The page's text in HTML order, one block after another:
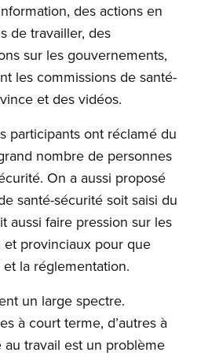
des actions en
de travailler, des
sur les gouvernements,
les commissions de santé-
et des vidéos.
participants ont réclamé du
nombre de personnes
On a aussi proposé
santé-sécurité soit saisi du
aussi faire pression sur les
provinciaux pour que
la réglementation.
un large spectre.
à court terme, d’autres à
travail est un problème